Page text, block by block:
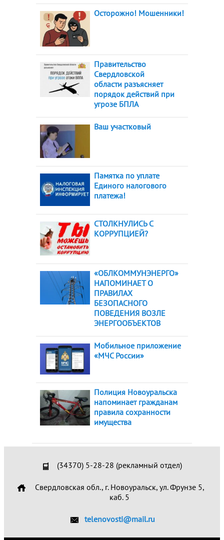
Осторожно! Мошенники!
Правительство
Свердловской
области разъясняет
порядок действий при
угрозе БПЛА
Ваш участковый
Памятка по уплате
Единого налогового
платежа!
СТОЛКНУЛИСЬ С
КОРРУПЦИЕЙ?
«ОБЛКОММУНЭНЕРГО»
НАПОМИНАЕТ О
ПРАВИЛАХ
БЕЗОПАСНОГО
ПОВЕДЕНИЯ ВОЗЛЕ
ЭНЕРГООБЪЕКТОВ
Мобильное приложение
«МЧС России»
Полиция Новоуральска
напоминает гражданам
правила сохранности
имущества
(34370) 5-28-28 (рекламный отдел)
Свердловская обл., г. Новоуральск, ул. Фрунзе 5,
каб. 5
telenovosti@mail.ru